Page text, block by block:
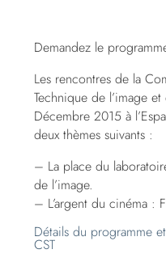
Demandez le
Les rencontres de la
Technique de l’image
Décembre 2015 à
deux thèmes suivants :
– La place du
de l’image.
– L’argent du cinéma :
Détails du programme
CST